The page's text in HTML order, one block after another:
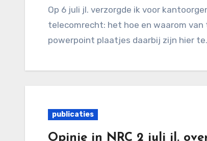
Op 6 juli jl. verzorgde ik voor kantoorgenoten, clienten en relaties een introdyctiecursus
telecomrecht: het hoe en waarom
powerpoint plaatjes daarbij zijn hier
publicaties
Opinie in NRC 2 juli jl.